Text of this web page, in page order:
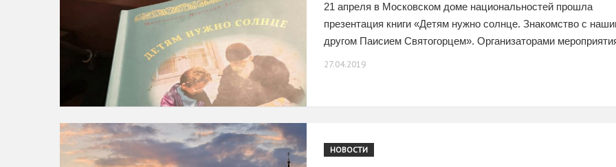
21 апреля в Московском доме национальностей прошла
презентация книги «Детям нужно солнце. Знакомство с
другом Паисием Святогорцем». Организаторами
27.04.2019
НОВОСТИ